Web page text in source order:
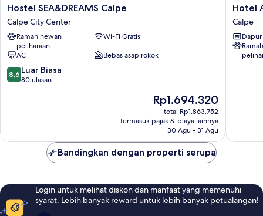
Hostel
SEA&DREAMS
Calpe
Calpe
City
Center
Hostel SEA&DREAMS Calpe
Calpe City Center
Ramah hewan
peliharaan
Wi-Fi Gratis
AC
Bebas asap rokok
8.6
dari
8,6 Luar Biasa
80 ulasan
Harga
sekarang
Rp1.694.320
Rp1.694.320
total Rp1.863.752
termasuk pajak & biaya lainnya
30 Agu - 31 Agu
Hotel
La
Ruta
Calpe
Hotel
Calpe
Dapur
Bandingkan dengan properti serupa
Login untuk melihat diskon dan manfaat yang memenuhi
syarat. Lebih banyak reward untuk lebih banyak petualangan!